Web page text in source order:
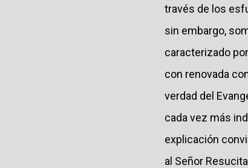
través de los
sin embargo,
caracterizado
con renovada
verdad del
cada vez más
explicación
al Señor